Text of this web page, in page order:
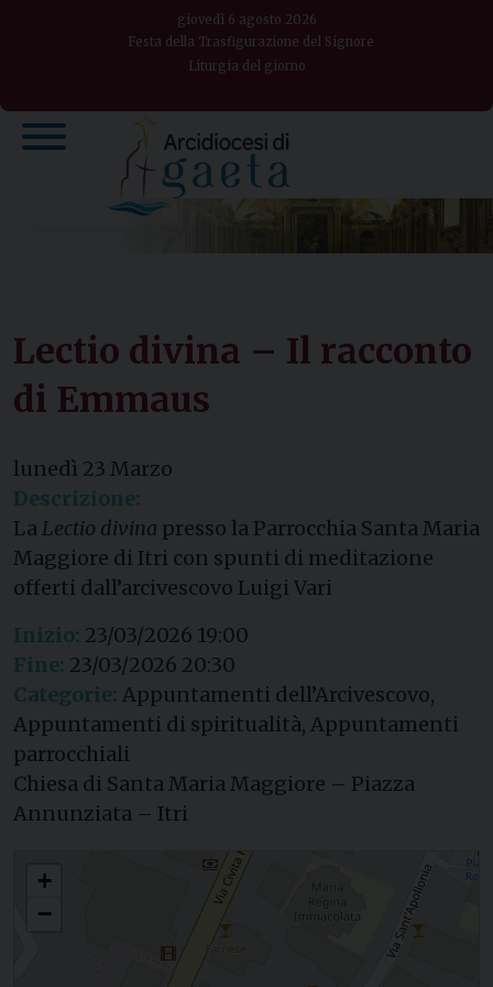
giovedì 6 agosto 2026
Festa della Trasfigurazione del Signore
Liturgia del giorno
Lectio divina – Il racconto
di Emmaus
lunedì 23 Marzo
Descrizione:
LaLectio divina presso la Parrocchia Santa Maria
Maggiore di Itri con spunti di meditazione
offerti dall’arcivescovo Luigi Vari
Inizio: 23/03/2026 19:00
Fine: 23/03/2026 20:30
Categorie: Appuntamenti dell’Arcivescovo,
Appuntamenti di spiritualità, Appuntamenti
parrocchiali
Chiesa di Santa Maria Maggiore – Piazza
Annunziata – Itri
Lectio divina – Il racconto di Emmaus
+
−